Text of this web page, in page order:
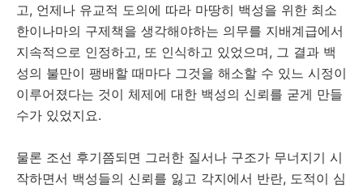
고, 언제나 유교적 도의에 따라 마땅히 백성을 위한 최소
한이나마의 구제책을 생각해야하는 의무를 지배계급에서
지속적으로 인정하고, 또 인식하고 있었으며, 그 결과 백
성의 불만이 팽배할 때마다 그것을 해소할 수 있느 시정이
이루어졌다는 것이 체제에 대한 백성의 신뢰를 굳게 만들
수가 있었지요.
물론 조선 후기쯤되면 그러한 질서나 구조가 무너지기 시
작하면서 백성들의 신뢰를 잃고 각지에서 반란, 도적이 심